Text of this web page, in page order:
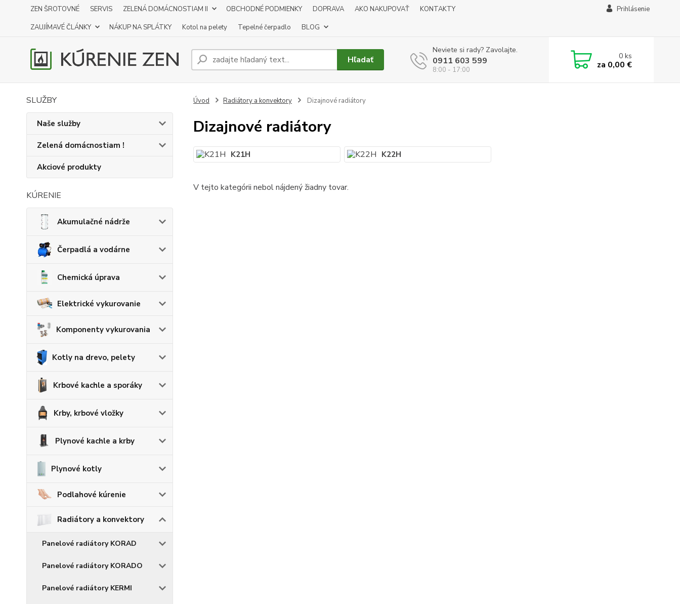
ZEN ŠROTOVNÉ SERVIS ZELENÁ DOMÁCNOSTIAM II OBCHODNÉ PODMIENKY DOPRAVA AKO NAKUPOVAŤ
KONTAKTY
ZAUJÍMAVÉ ČLÁNKY
NÁKUP NA SPLÁTKY Kotol na pelety Tepelné čerpadlo BLOG
Prihlásenie
Hľadať
Neviete si rady? Zavolajte.
0911 603 599
8:00 - 17:00
0ks
za 0,00 €
SLUŽBY
Naše služby
Zelená domácnostiam !
Akciové produkty
KÚRENIE
Akumulačné nádrže
Čerpadlá a vodárne
Chemická úprava
Elektrické vykurovanie
Komponenty vykurovania
Kotly na drevo, pelety
Krbové kachle a sporáky
Krby, krbové vložky
Plynové kachle a krby
Plynové kotly
Podlahové kúrenie
Radiátory a konvektory
Panelové radiátory KORAD
Panelové radiátory KORADO
Panelové radiátory KERMI
Úvod Radiátory a konvektory Dizajnové radiátory
Dizajnové radiátory
K21H K22H
V tejto kategórii nebol nájdený žiadny tovar.